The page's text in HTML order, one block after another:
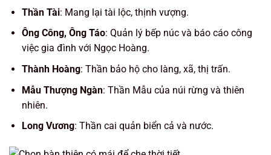
Thần Tài: Mang lại tài lộc, thịnh vượng.
Ông Công, Ông Táo: Quản lý bếp núc và báo cáo công
việc gia đình với Ngọc Hoàng.
Thành Hoàng: Thần bảo hộ cho làng, xã, thị trấn.
Mẫu Thượng Ngàn: Thần Mẫu của núi rừng và thiên
nhiên.
Long Vương: Thần cai quản biển cả và nước.